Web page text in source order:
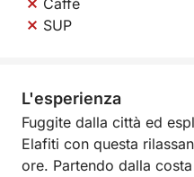
Caffè
SUP
L'esperienza
Fuggite dalla città ed
Elafiti con questa
ore. Partendo dalla